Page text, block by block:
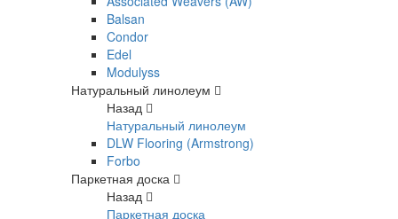
Balsan
Condor
Edel
Modulyss
Натуральный линолеум
Назад
Натуральный линолеум
DLW Flooring (Armstrong)
Forbo
Паркетная доска
Назад
Паркетная доска